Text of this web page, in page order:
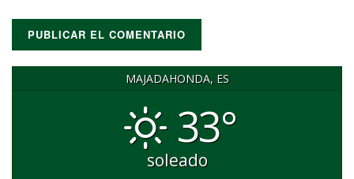
MAJADAHONDA, ES
33°
soleado